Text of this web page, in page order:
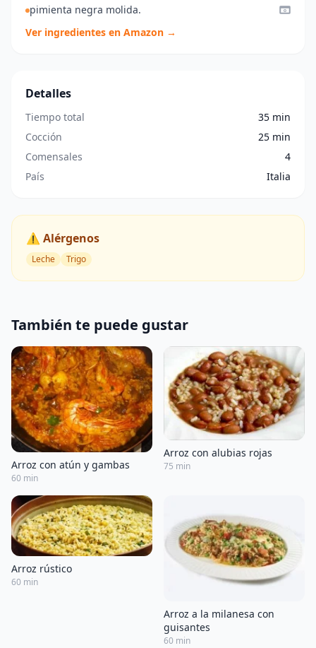
pimienta negra molida.
Ver ingredientes en Amazon →
Detalles
Tiempo total
35 min
Cocción
25 min
Comensales
4
País
Italia
⚠️ Alérgenos
Leche Trigo
También te puede gustar
Arroz con atún y gambas
60 min
Arroz con alubias rojas
75 min
Arroz rústico
60 min
Arroz a la milanesa con
guisantes
60 min